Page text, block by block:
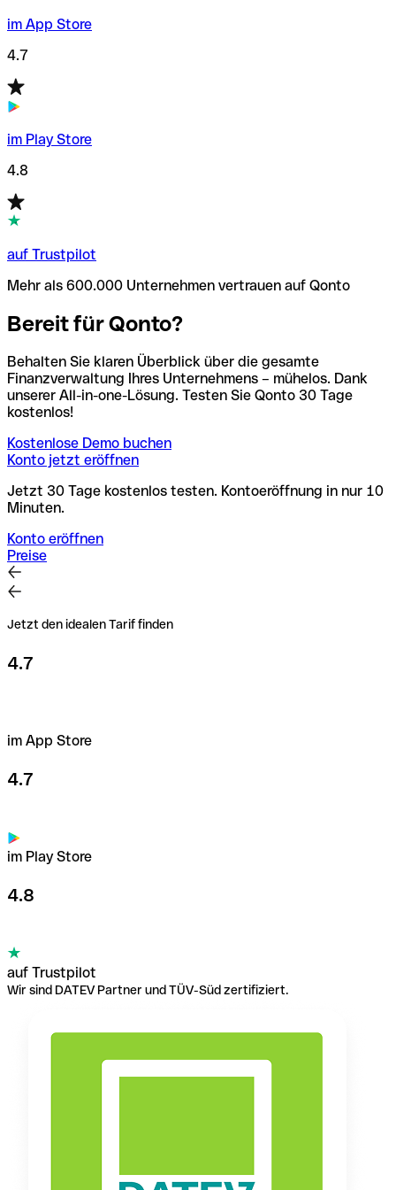
im App Store
4.7
im Play Store
4.8
auf Trustpilot
Mehr als 600.000 Unternehmen vertrauen auf Qonto
Bereit für Qonto?
Behalten Sie klaren Überblick über die gesamte
Finanzverwaltung Ihres Unternehmens – mühelos. Dank
unserer All-in-one-Lösung. Testen Sie Qonto 30 Tage
kostenlos!
Kostenlose Demo buchen
Konto jetzt eröffnen
Jetzt 30 Tage kostenlos testen. Kontoeröffnung in nur 10
Minuten.
Konto eröffnen
Preise
Jetzt den idealen Tarif finden
4.7
im App Store
4.7
im Play Store
4.8
auf Trustpilot
Wir sind DATEV Partner und TÜV-Süd zertifiziert.